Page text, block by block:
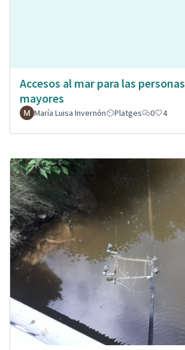
Accesos al mar para las personas
mayores
María Luisa Invernón Platges 0 4